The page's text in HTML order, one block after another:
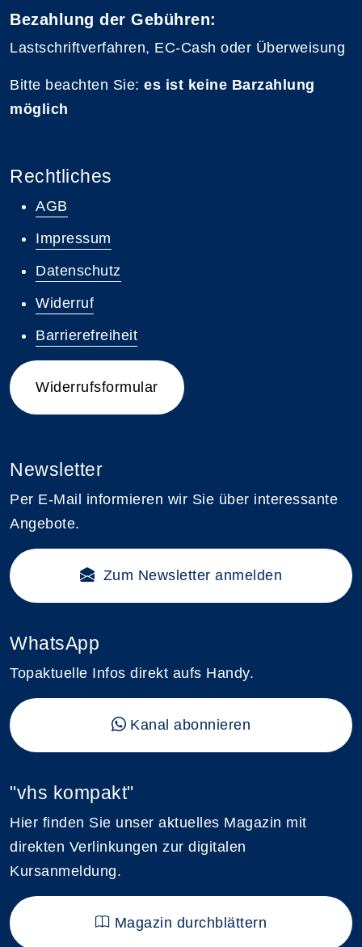
Bezahlung der Gebühren:
Lastschriftverfahren, EC-Cash oder Überweisung
Bitte beachten Sie: es ist keine Barzahlung
möglich
Rechtliches
AGB
Impressum
Datenschutz
Widerruf
Barrierefreiheit
Widerrufsformular
Newsletter
Per E-Mail informieren wir Sie über interessante
Angebote.
Zum Newsletter anmelden
WhatsApp
Topaktuelle Infos direkt aufs Handy.
Kanal abonnieren
"vhs kompakt"
Hier finden Sie unser aktuelles Magazin mit
direkten Verlinkungen zur digitalen
Kursanmeldung.
Magazin durchblättern